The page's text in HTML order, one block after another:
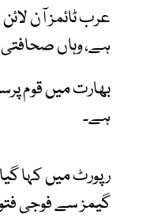
عرب ٹائمز آن
ہے، وہاں صحافتی
بھارت میں قوم
ہے۔
رپورٹ میں کہا
گیمز سے فوجی